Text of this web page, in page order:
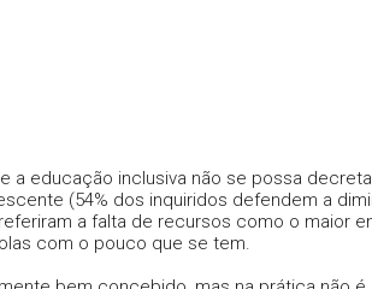
a educação inclusiva não se possa
(54% dos inquiridos defendem a
a falta de recursos como o maior
com o pouco que se tem.